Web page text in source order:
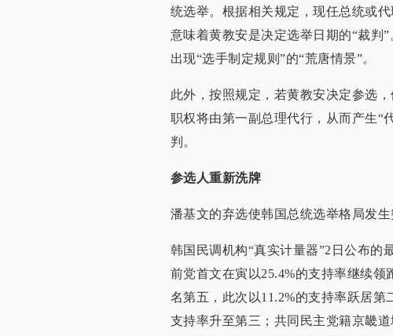
统选举。根据相关规定，现任总统或
意味着黄教安是决定选举日期的“裁判
出现“选手制定规则”的“荒唐情景”。
此外，按照规定，若黄教安决定参选
职权将由第一副总理代行，从而产生“
判。
参选人重新洗牌
潘基文的弃选使韩国总统选举格局发
韩国民调机构“真实计量器”2日公布的
前党首文在寅以25.4%的支持率继续
名第五，此次以11.2%的支持率跃居
支持率升至第三；共同民主党籍京畿